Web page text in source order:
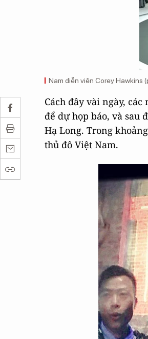
Nam diễn viên Corey Hawkins
Cách đây vài ngày,
để dự họp báo, và sau
Hạ Long. Trong
thủ đô Việt Nam.